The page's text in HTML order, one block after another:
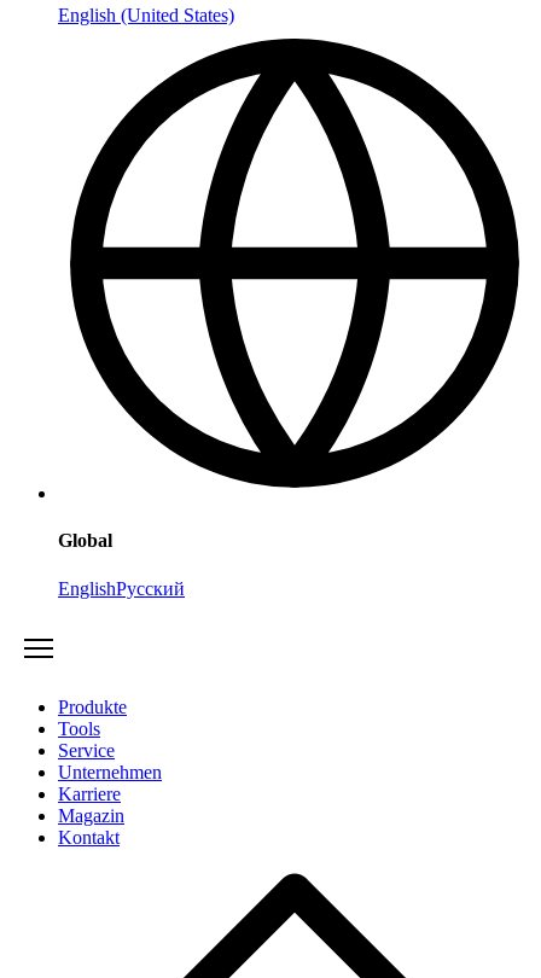
English (United States)
Global
EnglishРусский
Produkte
Tools
Service
Unternehmen
Karriere
Magazin
Kontakt